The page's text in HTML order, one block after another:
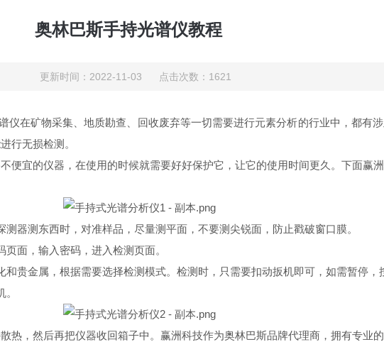
奥林巴斯手持光谱仪教程
更新时间：2022-11-03 点击次数：1621
在矿物采集、地质勘查、回收废弃等一切需要进行元素分析的行业中，都有
行无损检测。
宜的仪器，在使用的时候就需要好好保护它，让它的使用时间更久。下面赢
测东西时，对准样品，尽量测平面，不要测尖锐面，防止戳破窗口膜。
面，输入密码，进入检测页面。
金属，根据需要选择检测模式。检测时，只需要扣动扳机即可，如需暂停，
，然后再把仪器收回箱子中。赢洲科技作为奥林巴斯品牌代理商，拥有专业